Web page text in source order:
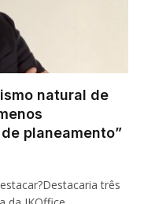
natural de
planeamento”
três